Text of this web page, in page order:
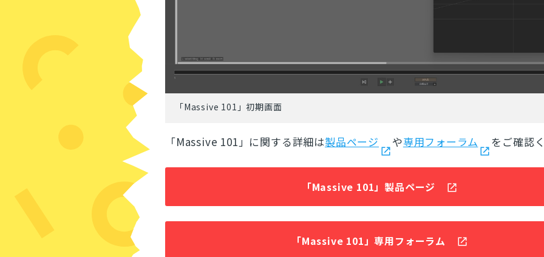
「Massive 101」初期画面
「Massive 101」に関する詳細は製品ページ や専用フォーラム をご確認
「Massive 101」製品ページ
「Massive 101」専用フォーラム